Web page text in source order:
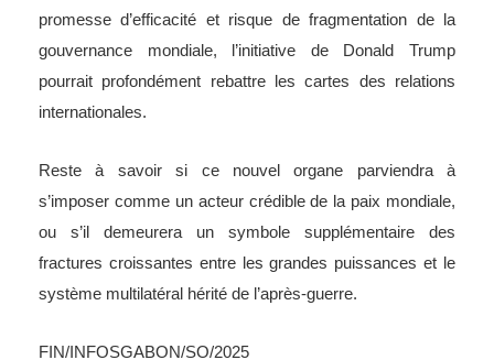
promesse d’efficacité et risque de fragmentation de la
gouvernance mondiale, l’initiative de Donald Trump
pourrait profondément rebattre les cartes des relations
internationales.
Reste à savoir si ce nouvel organe parviendra à
s’imposer comme un acteur crédible de la paix mondiale,
ou s’il demeurera un symbole supplémentaire des
fractures croissantes entre les grandes puissances et le
système multilatéral hérité de l’après-guerre.
FIN/INFOSGABON/SO/2025